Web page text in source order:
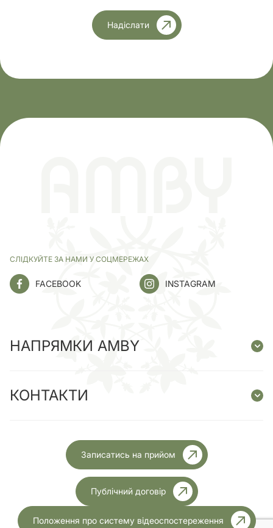
Надіслати
СЛІДКУЙТЕ ЗА НАМИ У СОЦМЕРЕЖАХ
FACEBOOK INSTAGRAM
НАПРЯМКИ AMBY
КОНТАКТИ
Записатись на прийом
Публічний договір
Положення про систему відеоспостереження